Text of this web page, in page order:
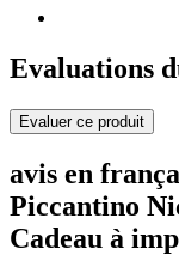
Evaluations
Evaluer ce produit
avis en
Piccantino
Cadeau à